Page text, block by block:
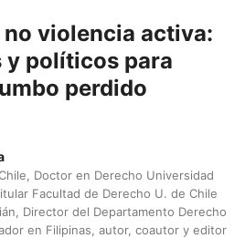
violencia activa:
y políticos para
perdido
Doctor en Derecho Universidad
Facultad de Derecho U. de Chile
Director del Departamento Derecho
en Filipinas, autor, coautor y editor